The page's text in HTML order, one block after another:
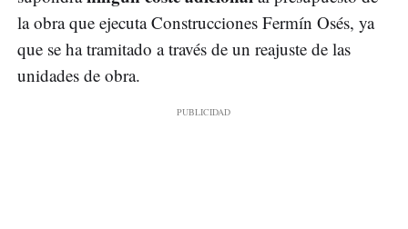
la obra que ejecuta Construcciones Fermín Osés, ya
que se ha tramitado a través de un reajuste de las
unidades de obra.